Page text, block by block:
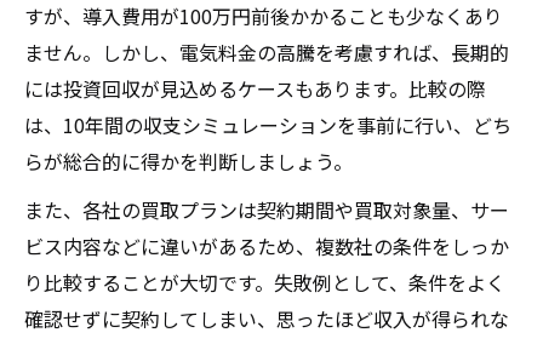
すが、導入費用が100万円前後かかることも少なくあり
ません。しかし、電気料金の高騰を考慮すれば、長期的
には投資回収が見込めるケースもあります。比較の際
は、10年間の収支シミュレーションを事前に行い、どち
らが総合的に得かを判断しましょう。
また、各社の買取プランは契約期間や買取対象量、サー
ビス内容などに違いがあるため、複数社の条件をしっか
り比較することが大切です。失敗例として、条件をよく
確認せずに契約してしまい、思ったほど収入が得られな